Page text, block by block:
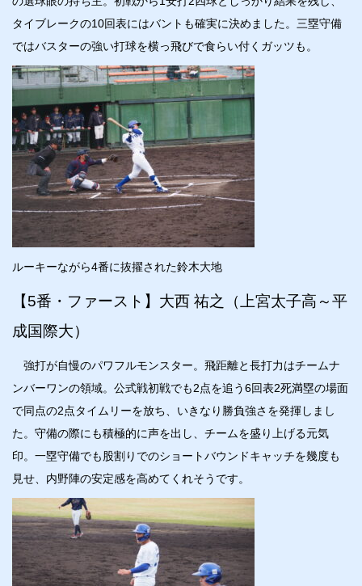
タイブレークの10回表にはバントも確実に決めました。三塁守備
ではバスターの強い打球を横っ飛びで食らい付くガッツも。
ルーキーながら4番に抜擢された鈴木大地
【5番・ファースト】大西 祐之（上宮太子高～平
成国際大）
強打が自慢のパワフルモンスター。飛距離と長打力はチームナ
ンバーワンの領域。公式戦初戦でも2点を追う6回表2死満塁の場面
で同点の2点タイムリーを放ち、いきなり勝負強さを発揮しまし
た。守備の際にも積極的に声を出し、チームを盛り上げる元気
印。一塁守備でも股割りでのショートバウンドキャッチを幾度も
見せ、内野陣の安定感を高めてくれそうです。